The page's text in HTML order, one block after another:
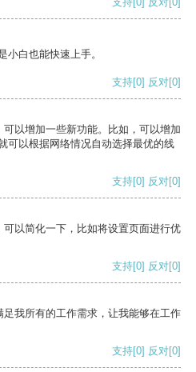
小白也能快速上手。
支持[0] 反对[0]
以增加一些新功能。比如，可以增加
可以根据网络情况自动选择最优的线
支持[0] 反对[0]
以简化一下，比如将设置页面进行优
支持[0] 反对[0]
我所有的工作需求，让我能够在工作
支持[0] 反对[0]